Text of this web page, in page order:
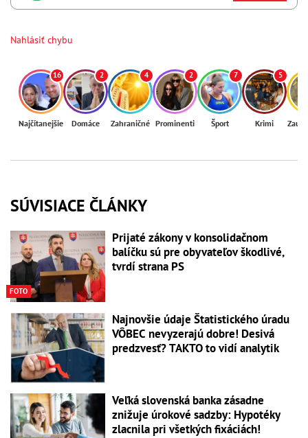
Nahlásiť chybu
16
Najčítanejšie
2
Domáce
4
Zahraničné
2
Prominenti
7
Šport
5
Krimi
SÚVISIACE ČLÁNKY
FOTO
Prijaté zákony v konsolidačnom
balíčku sú pre obyvateľov škodlivé,
tvrdí strana PS
Najnovšie údaje Štatistického úradu
VÔBEC nevyzerajú dobre! Desivá
predzvesť? TAKTO to vidí analytik
Veľká slovenská banka zásadne
znižuje úrokové sadzby: Hypotéky
zlacnila pri všetkých fixáciách!